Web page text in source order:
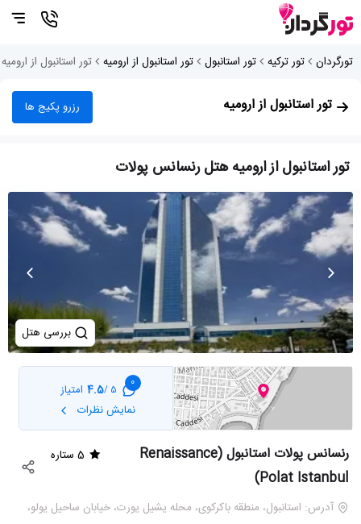
تورگردان تور ترکیه تور استانبول تور استانبول از ارومیه تور استانبول از
تور استانبول از ارومیه رزرو پکیج ها
تور استانبول از ارومیه هتل رنسانس پولات
بررسی هتل
0
5 /
4.5 امتیاز
نمایش نظرات
رنسانس پولات استانبول (Renaissance
Polat Istanbul)
5 ستاره
آدرس: استانبول، منطقه باکرکوی، محله یشیل یورت، خیابان ساحیل یولو،